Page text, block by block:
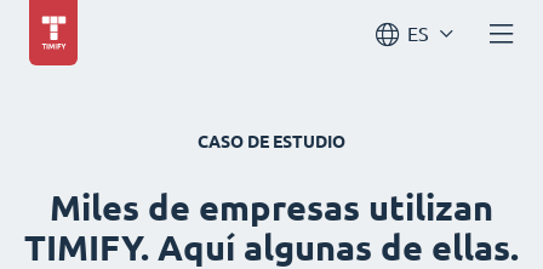
ES
CASO DE ESTUDIO
Miles de empresas utilizan
TIMIFY. Aquí algunas de ellas.